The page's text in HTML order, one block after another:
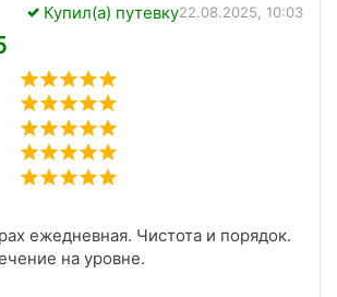
Купил(а) путевку22.08.2025, 10:03
ежедневная. Чистота и порядок.
на уровне.